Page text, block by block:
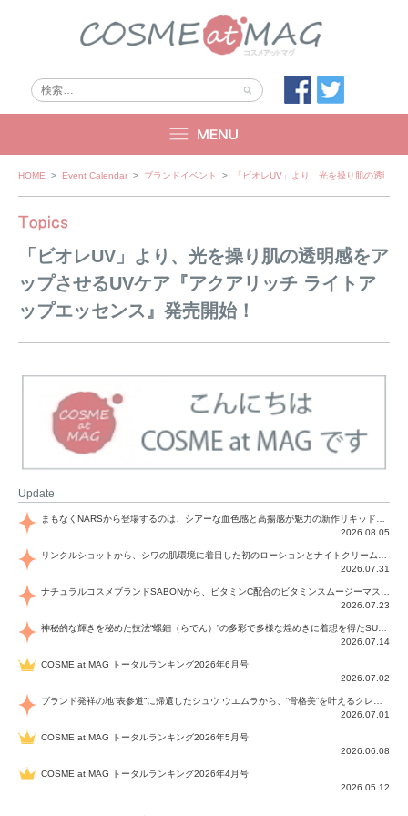
Skip
HOME > Event Calendar > ブランドイベント > 「ビオレUV」より、光を操り肌の透明
「ビオレUV」より、光を操り肌の透明感をア
ップさせるUVケア『アクアリッチ ライトア
ップエッセンス』発売開始！
Update
まもなくNARSから登場するのは、シアーな血色感と高揚感が魅力の新作リキッドブラッシュ「インセイシャブル リキッドブラッシュ」と、ゴールデンアワーに染まる空にインスピレーションを得た「アフターグロー リップシャイン」の新色！夏をハックして！
2026.08.05
リンクルショットから、シワの肌環境に着目した初のローションとナイトクリームが登場！デイリーケアで、シワ特有の肌環境を改善し、シワが目立たない肌へと導きます。
2026.07.31
ナチュラルコスメブランドSABONから、ビタミンC配合のビタミンスムージーマスク「ラディアンスマスク」と、ペパーミントにオーガニックハーブを凝縮したジェルの涼感トリートメント美容液「スカルプセラム リフレッシング」が登場！日々のデイリーケアで、過酷な猛暑で疲れた肌や頭皮をサポート、心地よくリフレッシュし、優しく肌を整えます。
2026.07.23
神秘的な輝きを秘めた技法“螺鈿（らでん）”の多彩で多様な煌めきに着想を得たSUQQUの2026 秋 カラーコレクションから登場するのは、艶然と輝くアイシャドウや偏光パールを配したフェイスカラー、繊細なパールの煌めくネイル、そしてそれらを際立てる“朧げな艶”を秘めた新リクイドリップ「ブラー リクイド リップ」。強さを秘めたまろやかな洗練の表情に。
2026.07.14
COSME at MAG トータルランキング2026年6月号
2026.07.02
ブランド発祥の地“表参道”に帰還したシュウ ウエムラから、“骨格美“を叶えるクレヨンタイプのフェイスカラー「スカルプト クレヨン」と、ブランド初のリノベーションで進化した名品アイブロウ「ハード フォーミュラ ハード 10」が登場！
2026.07.01
COSME at MAG トータルランキング2026年5月号
2026.06.08
COSME at MAG トータルランキング2026年4月号
2026.05.12